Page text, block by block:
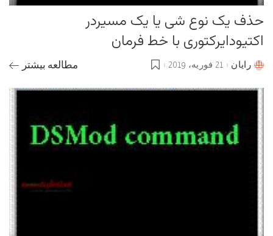
حذف یک نوع شی یا یک مسیردر
اکتیودایرکتوری با خط فرمان
Postedرایان 21 فوریه، 2019 مطالعه بیشتر